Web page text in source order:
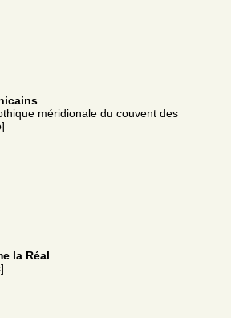
méridionale du couvent des
la Réal